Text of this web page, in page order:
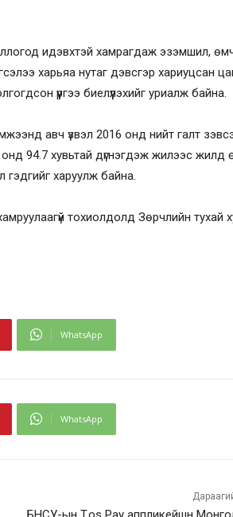
идэвхтэй хамрагдаж эзэмшил,
харьяа нутаг дэвсгэр хариуцсан
үүргээ биелүүлэхийг уриалж байна.
авч үзвэл 2016 онд нийт галт
94.7 хувьтай дүгнэгдэж жилээс жилд
гэдгийг харуулж байна.
тохиолдолд Зөрчлийн тухай
WhatsApp
WhatsApp